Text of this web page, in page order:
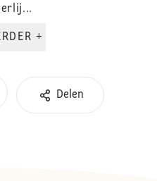
LEES VERDER +
Delen